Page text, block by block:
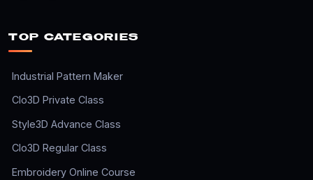
TOP CATEGORIES
Industrial Pattern Maker
Clo3D Private Class
Style3D Advance Class
Clo3D Regular Class
Embroidery Online Course